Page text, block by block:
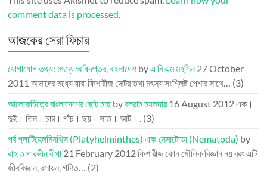
comment data is processed.
আজকের সেরা ফিচার
যোগাযোগ তথ্য: মৎস্য অধিদপ্তর, বাংলাদেশbyএ বি এম মহসিন27 October
2011 আমাদের মধ্যে যারা ফিশারীজ সেক্টর তথা মৎস্য সংশ্লিষ্ট পেশার সাথে… (3)
আলোকচিত্রে বাংলাদেশের ছোট মাছbyবলরাম মহলদার 16 August 2012এক।
দুই। তিন। চার। পাঁচ। ছয়। সাত। আট। . (3)
পর্ব প্লাটিহেলমিনথিস (Platyhelminthes) এবং নেমাটোডা (Nematoda) by
রাহাত পারভীন রীপা 21 February 2012ফিশারীজ কোন মৌলিক বিজ্ঞান নয় বরং এটি
জীববিজ্ঞান, রসায়ন, গণিত… (2)